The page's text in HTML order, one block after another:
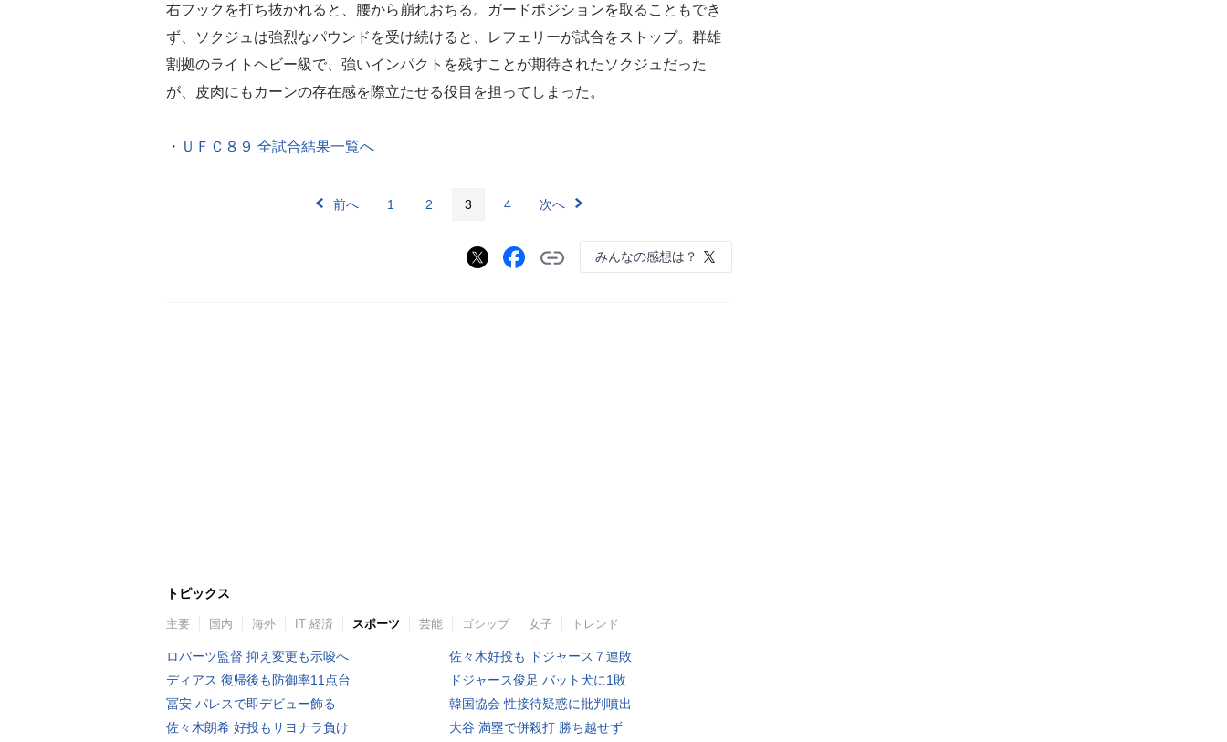
右フックを打ち抜かれると、腰から崩れおちる。ガードポジションを取ることもでき
ず、ソクジュは強烈なパウンドを受け続けると、レフェリーが試合をストップ。群雄
割拠のライトヘビー級で、強いインパクトを残すことが期待されたソクジュだった
が、皮肉にもカーンの存在感を際立たせる役目を担ってしまった。
・ ＵＦＣ８９ 全試合結果一覧へ
前へ 1 2 3 4 次へ
みんなの感想は？
トピックス
主要 国内 海外 IT 経済 スポーツ 芸能 ゴシップ 女子 トレンド
ロバーツ監督 抑え変更も示唆へ
ディアス 復帰後も防御率11点台
冨安 パレスで即デビュー飾る
佐々木朗希 好投もサヨナラ負け
佐々木好投も ドジャース７連敗
ドジャース俊足 バット犬に1敗
韓国協会 性接待疑惑に批判噴出
大谷 満塁で併殺打 勝ち越せず